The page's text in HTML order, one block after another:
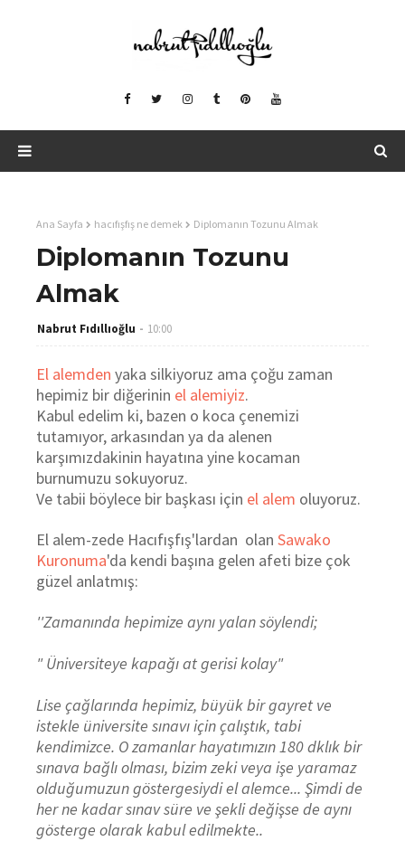
Ana Sayfa hacıfışfış ne demek Diplomanın Tozunu Almak
Diplomanın Tozunu
Almak
Nabrut Fıdıllıoğlu 10:00
El alemden yaka silkiyoruz ama çoğu zaman
hepimiz bir diğerinin el alemiyiz.
Kabul edelim ki, bazen o koca çenemizi
tutamıyor, arkasından ya da alenen
karşımızdakinin hayatına yine kocaman
burnumuzu sokuyoruz.
Ve tabii böylece bir başkası için el alem oluyoruz.
El alem-zede Hacıfışfış'lardan olan Sawako
Kuronuma'da kendi başına gelen afeti bize çok
güzel anlatmış:
''Zamanında hepimize aynı yalan söylendi;
" Üniversiteye kapağı at gerisi kolay"
Lise çağlarında hepimiz, büyük bir gayret ve
istekle üniversite sınavı için çalıştık, tabi
kendimizce. O zamanlar hayatımızın 180 dklık bir
sınava bağlı olması, bizim zeki veya işe yaramaz
olduğumuzun göstergesiydi el alemce... Şimdi de
her ne kadar sınav süre ve şekli değişse de aynı
gösterge olarak kabul edilmekte..